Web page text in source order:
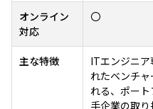
オンライン
対応
〇
主な特徴
ITエンジニ
れたベンチ
れる、ポー
手企業の取り